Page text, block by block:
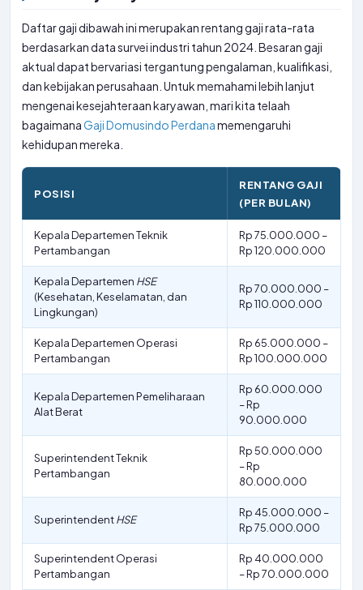
Daftar gaji dibawah ini merupakan rentang gaji rata-rata
berdasarkan data survei industri tahun 2024. Besaran gaji
aktual dapat bervariasi tergantung pengalaman, kualifikasi,
dan kebijakan perusahaan. Untuk memahami lebih lanjut
mengenai kesejahteraan karyawan, mari kita telaah
bagaimanaGaji Domusindo Perdanamemengaruhi
kehidupan mereka.
POSISI
RENTANG GAJI
(PER BULAN)
Kepala Departemen Teknik
Pertambangan
Rp 75.000.000 –
Rp 120.000.000
Kepala Departemen HSE
(Kesehatan, Keselamatan, dan
Lingkungan)
Rp 70.000.000 –
Rp 110.000.000
Kepala Departemen Operasi
Pertambangan
Rp 65.000.000 –
Rp 100.000.000
Kepala Departemen Pemeliharaan
Alat Berat
Rp 60.000.000
– Rp
90.000.000
Superintendent Teknik
Pertambangan
Rp 50.000.000
– Rp
80.000.000
SuperintendentHSE
Rp 45.000.000 –
Rp 75.000.000
Superintendent Operasi
Pertambangan
Rp 40.000.000
– Rp 70.000.000